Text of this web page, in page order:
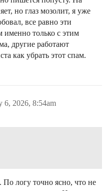
но глаз мозолит, я уже
все равно эти
только с этим
другие работают
как убрать этот спам.
6, 2026, 8:54am
По логу точно ясно, что не